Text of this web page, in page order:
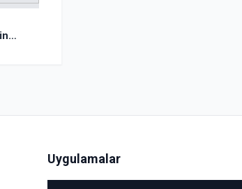
Uygulamalar